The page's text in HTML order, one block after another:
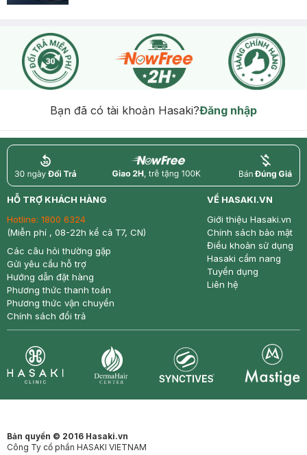
Bạn đã có tài khoản Hasaki?Đăng nhập
return nowfree price
HỖ TRỢ KHÁCH HÀNG
Hotline: 1800 6324
(Miễn phí , 08-22h kể cả T7, CN)
Các câu hỏi thường gặp
Gửi yêu cầu hỗ trợ
Hướng dẫn đặt hàng
Phương thức thanh toán
Phương thức vận chuyển
Chính sách đổi trả
VỀ HASAKI.VN
Giới thiệu Hasaki.vn
Chính sách bảo mật
Điều khoản sử dụng
Hasaki cẩm nang
Tuyển dụng
Liên hệ
Bản quyền © 2016 Hasaki.vn
Công Ty cổ phần HASAKI VIETNAM